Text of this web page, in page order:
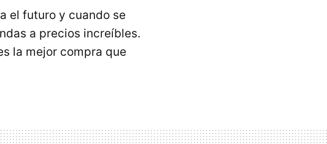
el futuro y cuando se
a precios increíbles.
la mejor compra que